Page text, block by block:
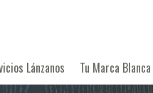
Lánzanos Tu Marca Blanca